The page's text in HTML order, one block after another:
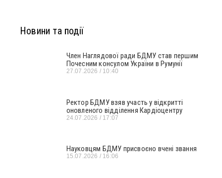
Новини та події
Член Наглядової ради БДМУ став першим
Почесним консулом України в Румунії
27.07.2026 10:40
Ректор БДМУ взяв участь у відкритті
оновленого відділення Кардіоцентру
24.07.2026 17:07
Науковцям БДМУ присвоєно вчені звання
15.07.2026 16:06